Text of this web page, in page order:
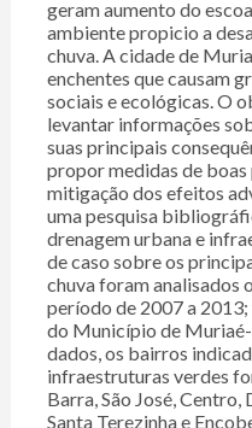
geram aumento do
ambiente propicio a
chuva. A cidade de
enchentes que causam
sociais e ecológicas. O
levantar informações
suas principais
propor medidas de
mitigação dos efeitos
uma pesquisa
drenagem urbana e
de caso sobre os
chuva foram analisados
período de 2007 a
do Município de
dados, os bairros
infraestruturas verdes
Barra, São José,
Santa Terezinha e